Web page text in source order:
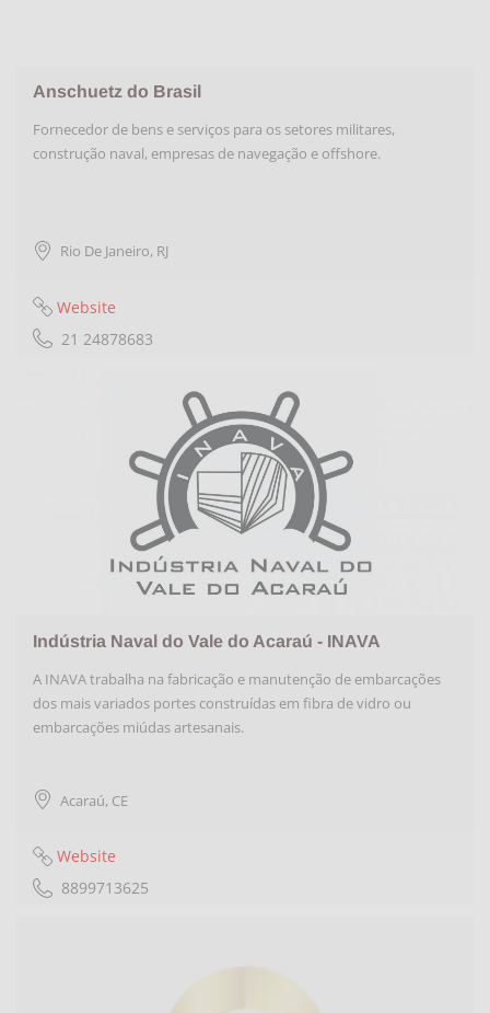
Anschuetz do Brasil
Fornecedor de bens e serviços para os setores militares,
construção naval, empresas de navegação e offshore.
Rio De Janeiro, RJ
Website
21 24878683
Indústria Naval do Vale do Acaraú - INAVA
A INAVA trabalha na fabricação e manutenção de embarcações
dos mais variados portes construídas em fibra de vidro ou
embarcações miúdas artesanais.
Acaraú, CE
Website
8899713625